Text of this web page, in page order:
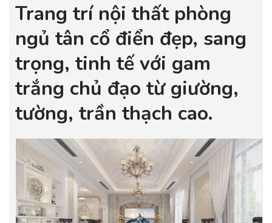
Trang trí nội thất phòng
ngủ tân cổ điển đẹp, sang
trọng, tinh tế với gam
trắng chủ đạo từ giường,
tường, trần thạch cao.